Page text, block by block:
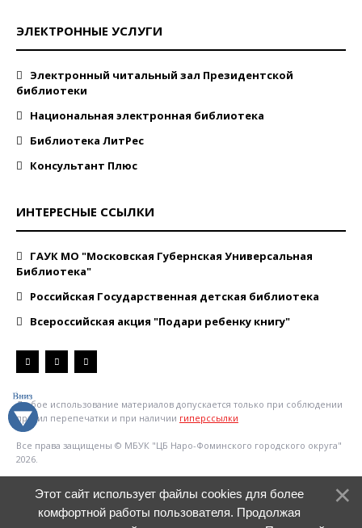
ЭЛЕКТРОННЫЕ УСЛУГИ
Электронный читальный зал Президентской
библиотеки
Национальная электронная библиотека
Библиотека ЛитРес
Консультант Плюс
ИНТЕРЕСНЫЕ ССЫЛКИ
ГАУК МО "Московская Губернская Универсальная
Библиотека"
Российская Государственная детская библиотека
Всероссийская акция "Подари ребенку книгу"
Любое использование материалов допускается только при соблюдении
правил перепечатки и при наличии гиперссылки
Все права защищены © МБУК "ЦБ Наро-Фоминского городского округа"
2026.
Этот сайт использует файлы cookies для более
комфортной работы пользователя. Продолжая